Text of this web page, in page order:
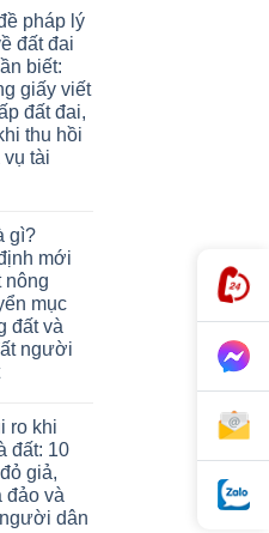
pháp lý
đất đai
biết:
giấy viết
đất đai,
thu hồi
tài
gì?
mới
nông
mục
đất và
người
ro khi
đất: 10
giả,
đảo và
dân